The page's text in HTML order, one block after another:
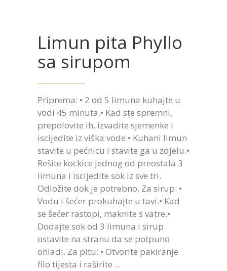
Limun pita Phyllo
sa sirupom
Priprema: • 2 od 5 limuna kuhajte u
vodi 45 minuta.• Kad ste spremni,
prepolovite ih, izvadite sjemenke i
iscijedite iz viška vode.• Kuhani limun
stavite u pećnicu i stavite ga u zdjelu.•
Rešite kockice jednog od preostala 3
limuna i iscijedite sok iz sve tri.
Odložite dok je potrebno. Za sirup: •
Vodu i šećer prokuhajte u tavi.• Kad
se šećer rastopi, maknite s vatre.•
Dodajte sok od 3 limuna i sirup
ostavite na stranu da se potpuno
ohladi. Za pitu: • Otvorite pakiranje
filo tijesta i raširite